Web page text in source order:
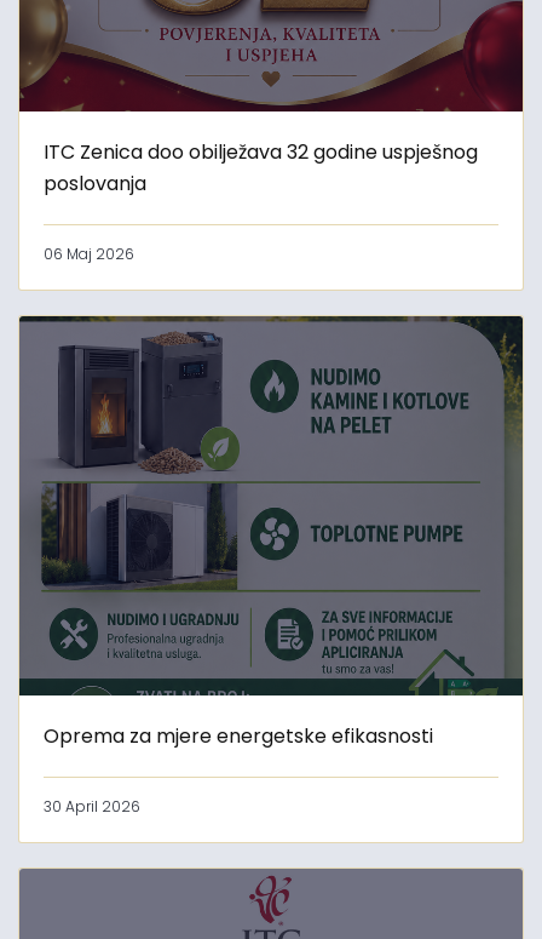
ITC Zenica doo obilježava 32 godine uspješnog
poslovanja
06 Maj 2026
Oprema za mjere energetske efikasnosti
30 April 2026